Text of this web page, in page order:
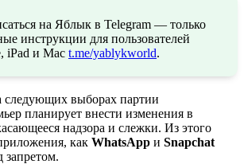
на Яблык в Telegram — только
инструкции для пользователей
iPad и Mac t.me/yablykworld.
следующих выборах партии
планирует внести изменения в
надзора и слежки. Из этого
как WhatsApp и Snapchat
запретом.